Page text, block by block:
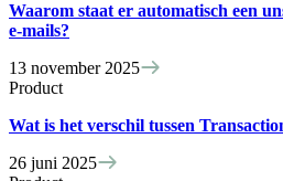
Waarom staat er automatisch een
e-mails?
13 november 2025
Product
Wat is het verschil tussen
26 juni 2025